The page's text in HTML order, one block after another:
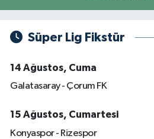
Süper Lig Fikstür
14 Ağustos, Cuma
Galatasaray - Çorum FK
15 Ağustos, Cumartesi
Konyaspor - Rizespor